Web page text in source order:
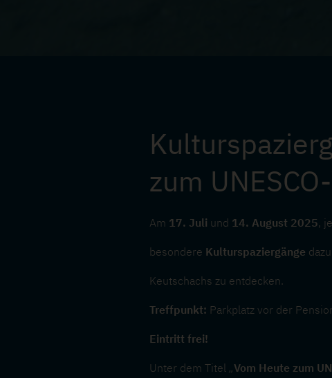
zum
Am 17. Juli und 14. August 2025,
besondere Kulturspaziergänge
Keutschachs zu entdecken.
Treffpunkt: Parkplatz vor der
Eintritt frei!
Unter dem Titel „Vom Heute zum